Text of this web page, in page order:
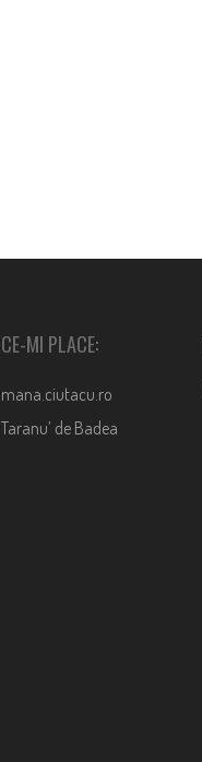
CE-MI PLACE:
mana.ciutacu.ro
Taranu’ de Badea